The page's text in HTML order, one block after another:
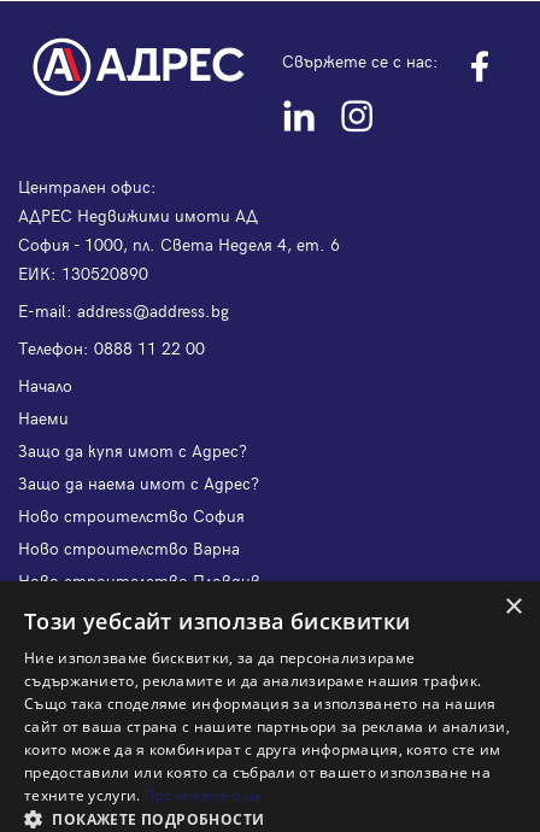
Свържете се с нас:
Централен офис:
АДРЕС Недвижими имоти АД
София - 1000, пл. Света Неделя 4, ет. 6
ЕИК: 130520890
Е-mail: address@address.bg
Телефон: 0888 11 22 00
Начало
Наеми
Защо да купя имот с Адрес?
Защо да наема имот с Адрес?
Ново строителство София
Ново строителство Варна
Ново строителство Пловдив
Ново строителство Бургас
Защо да отдам имот с Адрес?
Наши офиси
Кариери
Кои сме ние?
Франчайз
×
Този уебсайт използва бисквитки
Ние използваме бисквитки, за да персонализираме
съдържанието, рекламите и да анализираме нашия трафик.
Също така споделяме информация за използването на нашия
сайт от ваша страна с нашите партньори за реклама и анализи,
които може да я комбинират с друга информация, която сте им
предоставили или която са събрали от вашето използване на
техните услуги. Прочетете още
ПОКАЖЕТЕ ПОДРОБНОСТИ